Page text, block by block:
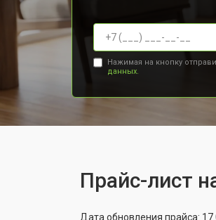
Нажимая на кнопку
данных.
Прайс-лист
Дата обновления прайса: